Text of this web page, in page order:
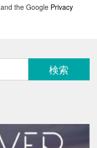
the Google Privacy